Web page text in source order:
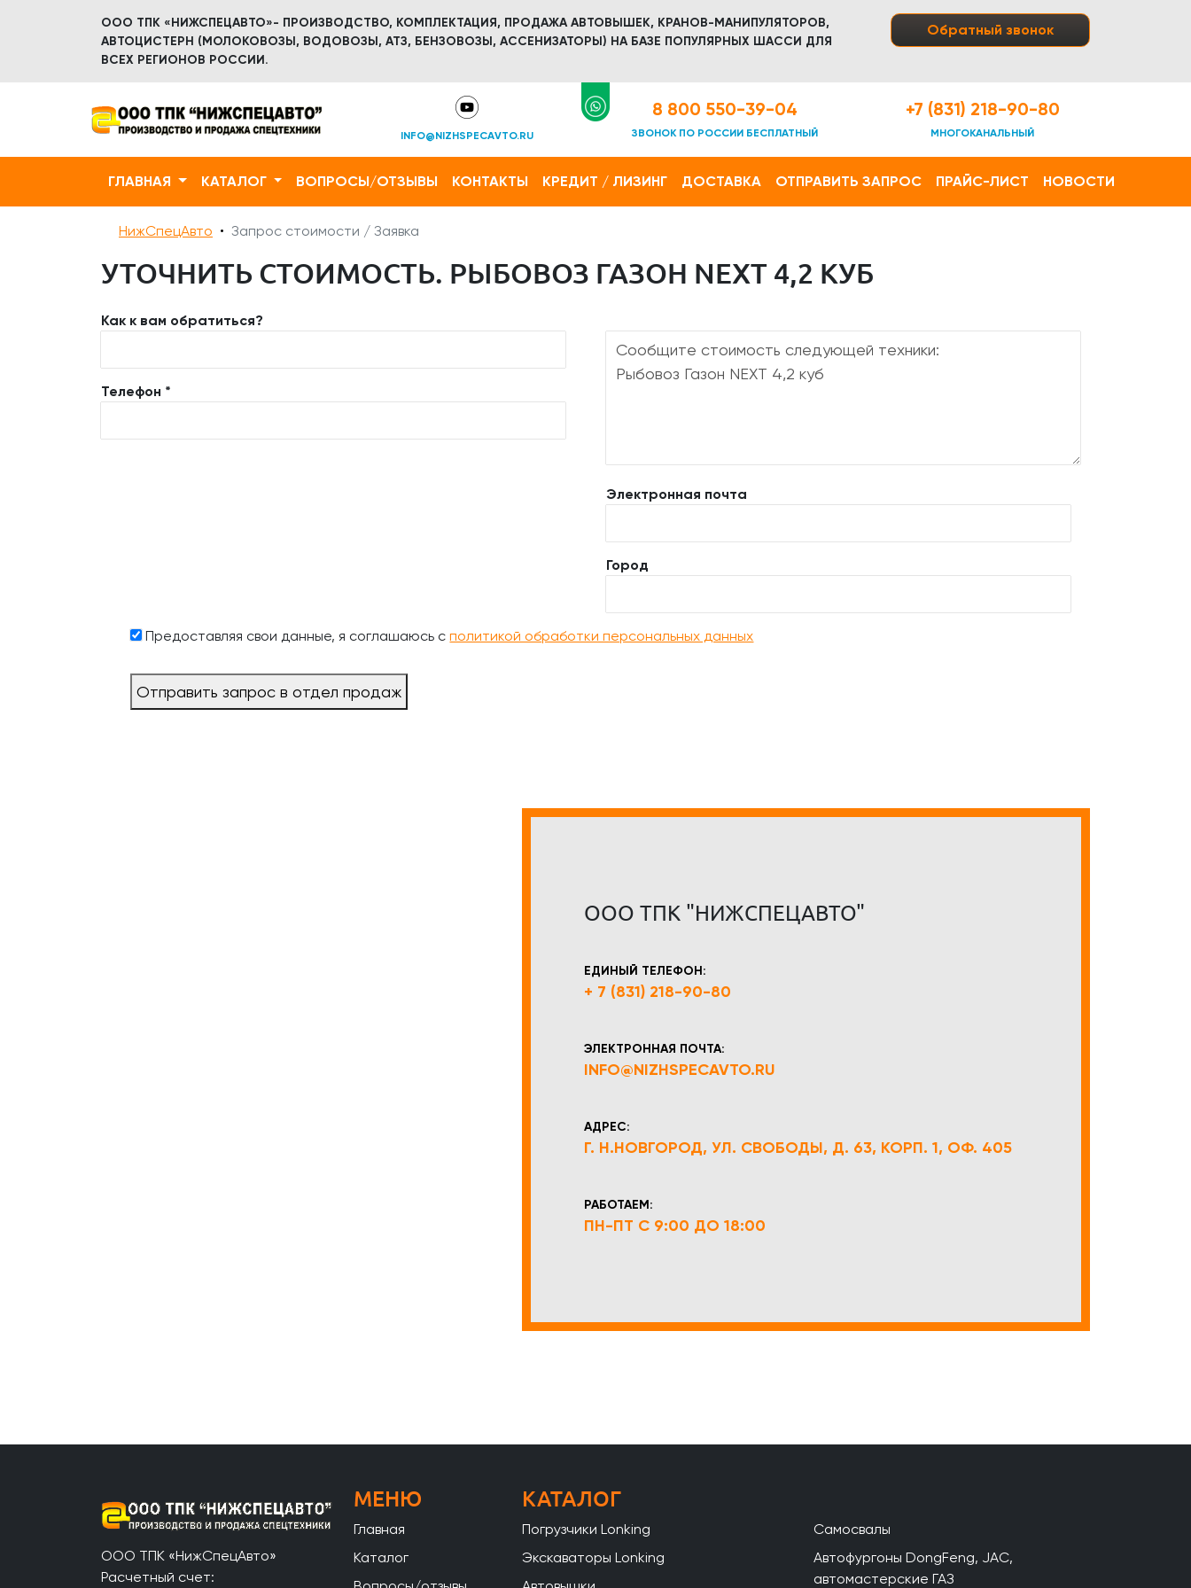
ООО ТПК «НИЖСПЕЦАВТО»- ПРОИЗВОДСТВО, КОМПЛЕКТАЦИЯ, ПРОДАЖА АВТОВЫШЕК, КРАНОВ-МАНИПУЛЯТОРОВ,
АВТОЦИСТЕРН (МОЛОКОВОЗЫ, ВОДОВОЗЫ, АТЗ, БЕНЗОВОЗЫ, АССЕНИЗАТОРЫ) НА БАЗЕ ПОПУЛЯРНЫХ ШАССИ ДЛЯ
ВСЕХ РЕГИОНОВ РОССИИ.
Обратный звонок
INFO@NIZHSPECAVTO.RU
8 800 550-39-04
ЗВОНОК ПО РОССИИ БЕСПЛАТНЫЙ
+7 (831) 218-90-80
МНОГОКАНАЛЬНЫЙ
ГЛАВНАЯ КАТАЛОГ ВОПРОСЫ/ОТЗЫВЫ КОНТАКТЫ КРЕДИТ / ЛИЗИНГ ДОСТАВКА ОТПРАВИТЬ ЗАПРОС ПРАЙС-ЛИСТ НОВОСТИ
НижСпецАвто Запрос стоимости / Заявка
УТОЧНИТЬ СТОИМОСТЬ. РЫБОВОЗ ГАЗОН NEXT 4,2 КУБ
Как к вам обратиться?
Телефон *
Электронная почта
Город
Предоставляя свои данные, я соглашаюсь сполитикой обработки персональных данных
Отправить запрос в отдел продаж
ООО ТПК "НИЖСПЕЦАВТО"
ЕДИНЫЙ ТЕЛЕФОН:
+ 7 (831) 218-90-80
ЭЛЕКТРОННАЯ ПОЧТА:
INFO@NIZHSPECAVTO.RU
АДРЕС:
Г. Н.НОВГОРОД, УЛ. СВОБОДЫ, Д. 63, КОРП. 1, ОФ. 405
РАБОТАЕМ:
ПН-ПТ С 9:00 ДО 18:00
ООО ТПК «НижСпецАвто»
Расчетный счет:
МЕНЮ
Главная
Каталог
КАТАЛОГ
Погрузчики Lonking
Экскаваторы Lonking
Самосвалы
Автофургоны DongFeng, JAC,
автомастерские ГАЗ